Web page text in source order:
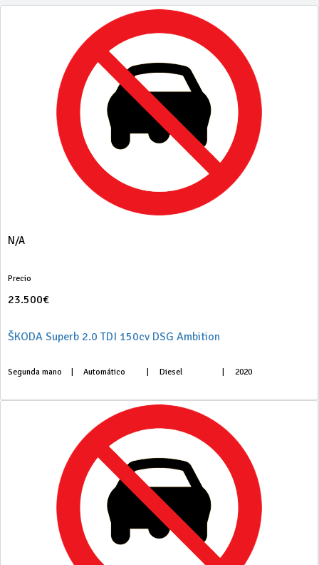
N/A
Precio
23.500€
ŠKODA Superb 2.0 TDI 150cv DSG Ambition
Segunda mano Automático Diesel 2020